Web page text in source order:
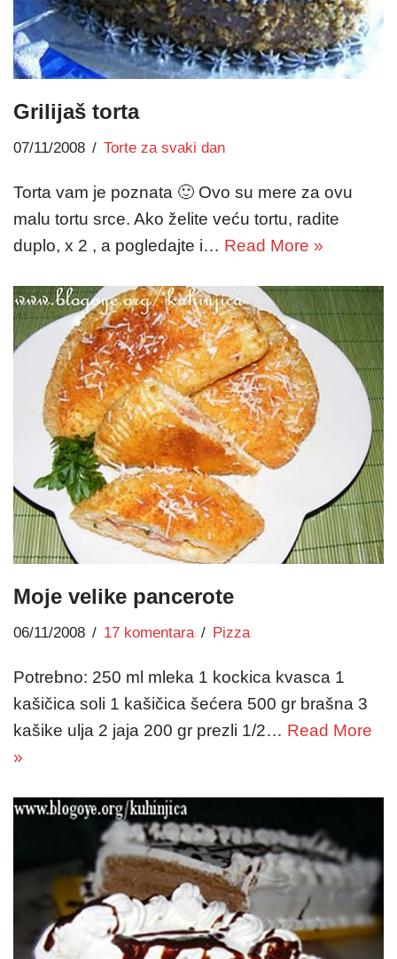
Grilijaš torta
07/11/2008 Torte za svaki dan
Torta vam je poznata 🙂 Ovo su mere za ovu
malu tortu srce. Ako želite veću tortu, radite
duplo, x 2 , a pogledajte i… Read More »
Moje velike pancerote
06/11/2008 17 komentara Pizza
Potrebno: 250 ml mleka 1 kockica kvasca 1
kašičica soli 1 kašičica šećera 500 gr brašna 3
kašike ulja 2 jaja 200 gr prezli 1/2… Read More
»